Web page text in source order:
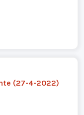
(27-4-2022)